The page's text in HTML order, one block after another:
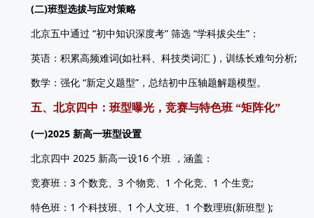
(二)班型选拔与应对策略
北京五中通过 “初中知识深度考” 筛选 “学科拔尖生”：
英语：积累高频难词(如社科、科技类词汇 )，训练长难句分析;
数学：强化 “新定义题型”，总结初中压轴题解题模型。
五、北京四中：班型曝光，竞赛与特色班 “矩阵化”
(一)2025 新高一班型设置
北京四中 2025 新高一设16 个班 ，涵盖：
竞赛班：3 个数竞、3 个物竞、1 个化竞、1 个生竞;
特色班：1 个科技班、1 个人文班、1 个数理班(新班型 );